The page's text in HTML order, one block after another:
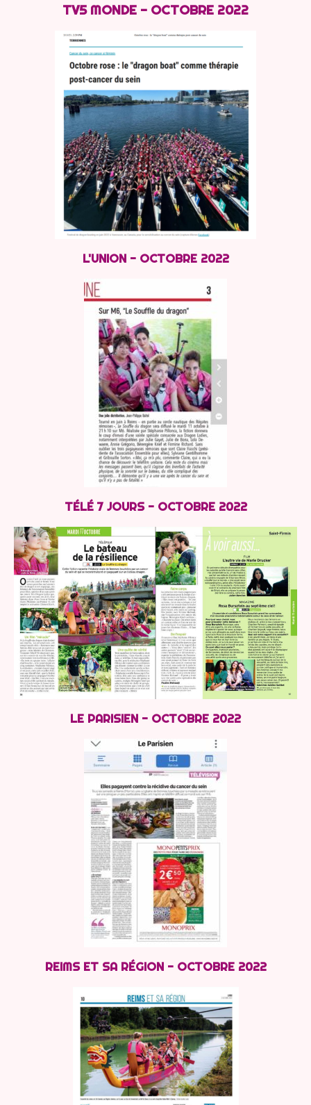
TV5 MONDE - OCTOBRE 2022
L'UNION - OCTOBRE 2022
TÉLÉ 7 JOURS - OCTOBRE 2022​
LE PARISIEN - OCTOBRE 2022
REIMS ET SA RÉGION - OCTOBRE 2022